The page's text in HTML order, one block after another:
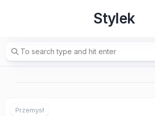
Stylek
Przemysł